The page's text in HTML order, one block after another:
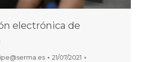
electrónica de
21/07/2021